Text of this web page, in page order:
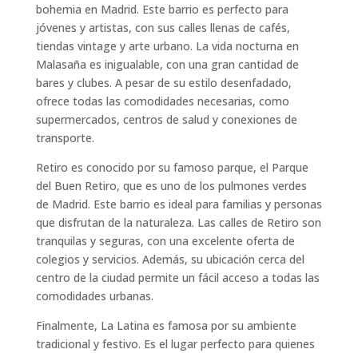
bohemia en Madrid. Este barrio es perfecto para
jóvenes y artistas, con sus calles llenas de cafés,
tiendas vintage y arte urbano. La vida nocturna en
Malasaña es inigualable, con una gran cantidad de
bares y clubes. A pesar de su estilo desenfadado,
ofrece todas las comodidades necesarias, como
supermercados, centros de salud y conexiones de
transporte.
Retiro es conocido por su famoso parque, el Parque
del Buen Retiro, que es uno de los pulmones verdes
de Madrid. Este barrio es ideal para familias y personas
que disfrutan de la naturaleza. Las calles de Retiro son
tranquilas y seguras, con una excelente oferta de
colegios y servicios. Además, su ubicación cerca del
centro de la ciudad permite un fácil acceso a todas las
comodidades urbanas.
Finalmente, La Latina es famosa por su ambiente
tradicional y festivo. Es el lugar perfecto para quienes